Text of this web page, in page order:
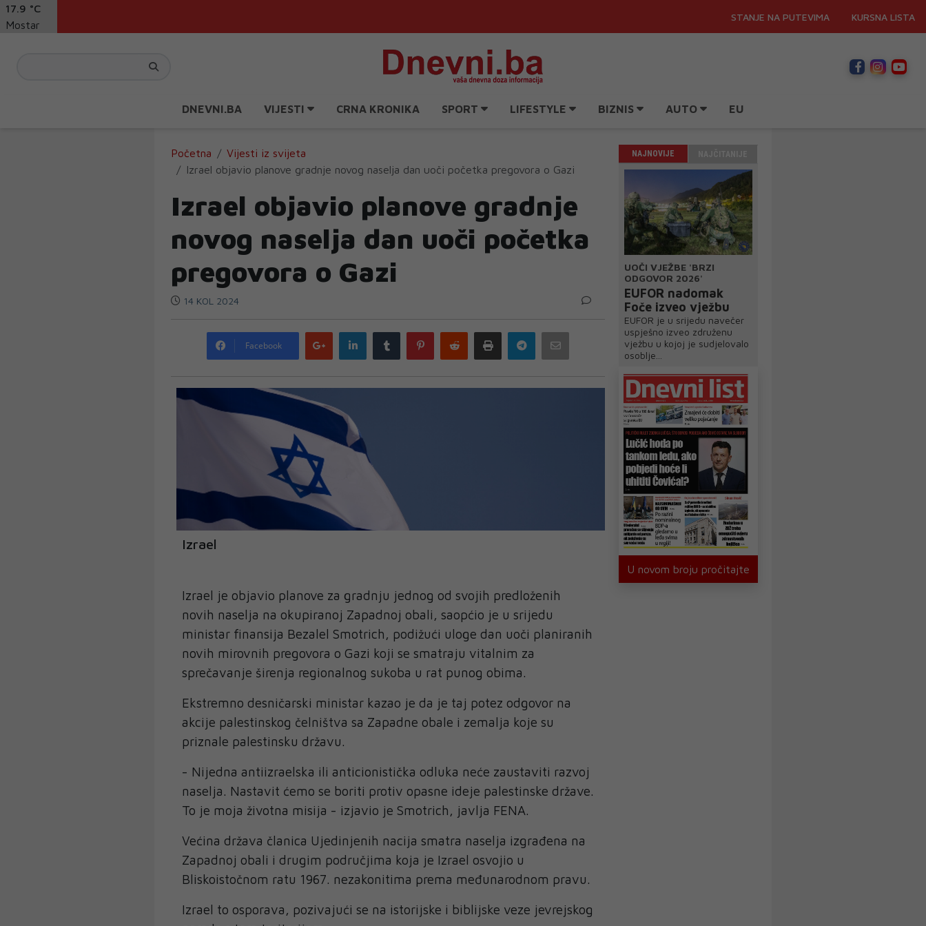
17.9 °C
Mostar
STANJE NA PUTEVIMA KURSNA LISTA
DNEVNI.BA VIJESTI CRNA KRONIKA SPORT LIFESTYLE BIZNIS AUTO EU
Početna
Vijesti iz svijeta
Izrael objavio planove gradnje novog naselja dan uoči početka pregovora o Gazi
Izrael objavio planove gradnje
novog naselja dan uoči početka
pregovora o Gazi
14 KOL 2024
Facebook
Google
plus
LinkedIn Tumblr PinterestReddit Print Telegram
Izrael
Izrael je objavio planove za gradnju jednog od svojih predloženih
novih naselja na okupiranoj Zapadnoj obali, saopćio je u srijedu
ministar finansija Bezalel Smotrich, podižući uloge dan uoči planiranih
novih mirovnih pregovora o Gazi koji se smatraju vitalnim za
sprečavanje širenja regionalnog sukoba u rat punog obima.
Ekstremno desničarski ministar kazao je da je taj potez odgovor na
akcije palestinskog čelništva sa Zapadne obale i zemalja koje su
priznale palestinsku državu.
- Nijedna antiizraelska ili anticionistička odluka neće zaustaviti razvoj
naselja. Nastavit ćemo se boriti protiv opasne ideje palestinske države.
To je moja životna misija - izjavio je Smotrich, javlja FENA.
Većina država članica Ujedinjenih nacija smatra naselja izgrađena na
Zapadnoj obali i drugim područjima koja je Izrael osvojio u
Bliskoistočnom ratu 1967. nezakonitima prema međunarodnom pravu.
Izrael to osporava, pozivajući se na istorijske i biblijske veze jevrejskog
NAJNOVIJE
UOČI VJEŽBE 'BRZI
ODGOVOR 2026'
EUFOR nadomak
Foče izveo vježbu
EUFOR je u srijedu navečer
uspješno izveo združenu
vježbu u kojoj je sudjelovalo
osoblje...
U novom broju pročitajte